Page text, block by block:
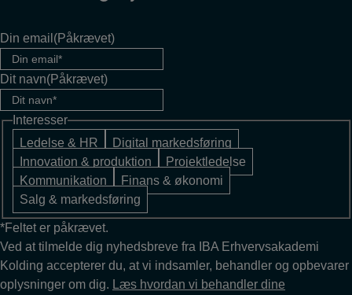
Din email (Påkrævet)
Dit navn(Påkrævet)
Interesser
Ledelse & HR
Digital markedsføring
Innovation & produktion
Projektledelse
Kommunikation
Finans & økonomi
Salg & markedsføring
*Feltet er påkrævet.
Ved at tilmelde dig nyhedsbreve fra IBA Erhvervsakademi
Kolding accepterer du, at vi indsamler, behandler og opbevarer
oplysninger om dig. Læs hvordan vi behandler dine